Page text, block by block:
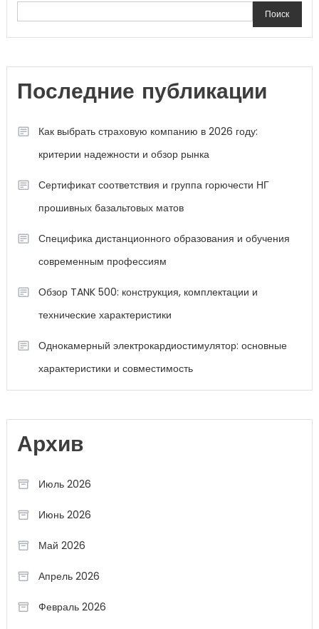
Поиск
Последние публикации
Как выбрать страховую компанию в 2026 году:
критерии надежности и обзор рынка
Сертификат соответствия и группа горючести НГ
прошивных базальтовых матов
Специфика дистанционного образования и обучения
современным профессиям
Обзор TANK 500: конструкция, комплектации и
технические характеристики
Однокамерный электрокардиостимулятор: основные
характеристики и совместимость
Архив
Июль 2026
Июнь 2026
Май 2026
Апрель 2026
Февраль 2026